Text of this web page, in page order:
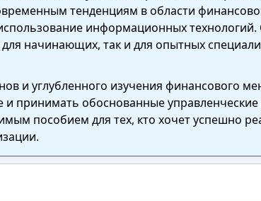
тенденциям в области
информационных технологий.
начинающих, так и для опытных
и углубленного изучения финансового
принимать обоснованные
пособием для тех, кто хочет успешно